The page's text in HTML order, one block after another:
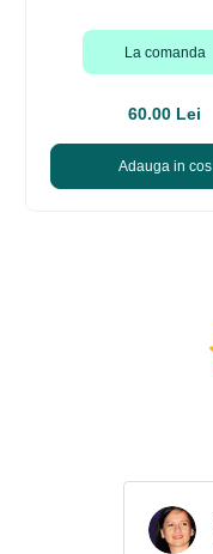
La comanda
60.00 Lei
Adauga in cos